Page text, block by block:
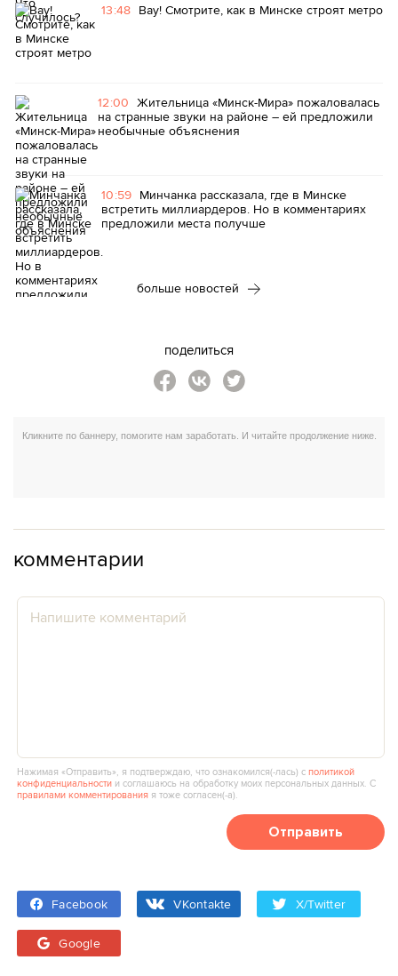
13:48 Вау! Смотрите, как в Минске строят метро
12:00 Жительница «Минск-Мира» пожаловалась
на странные звуки на районе – ей предложили
необычные объяснения
10:59 Минчанка рассказала, где в Минске
встретить миллиардеров. Но в комментариях
предложили места получше
больше новостей
поделиться
комментарии
Нажимая «Отправить», я подтверждаю, что ознакомился(‑лась) сполитикой
конфиденциальности и соглашаюсь на обработку моих персональных данных. С
правилами комментирования я тоже согласен(‑а).
Отправить
Facebook VKontakte X/Twitter
Google